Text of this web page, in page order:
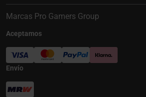
Marcas Pro Gamers Group
Aceptamos
Envío